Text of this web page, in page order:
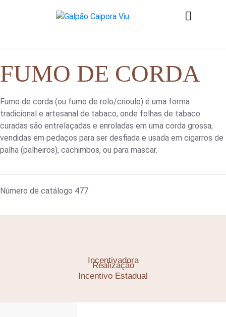
FUMO DE CORDA
Fumo de corda (ou fumo de rolo/crioulo) é uma forma
tradicional e artesanal de tabaco, onde folhas de tabaco
curadas são entrelaçadas e enroladas em uma corda grossa,
vendidas em pedaços para ser desfiada e usada em cigarros de
palha (palheiros), cachimbos, ou para mascar.
Número de catálogo 477
Realização
Incentivadora
Incentivo Estadual